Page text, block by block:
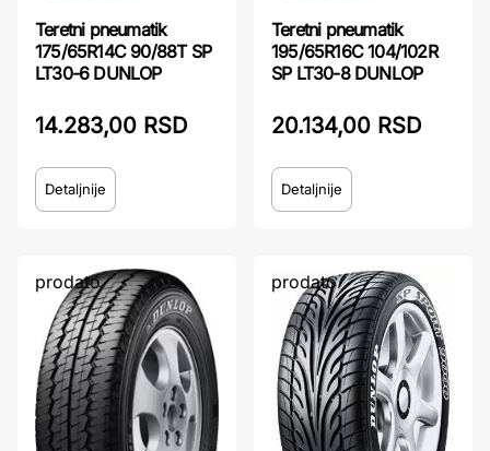
Teretni pneumatik
175/65R14C 90/88T SP
LT30-6 DUNLOP
14.283,00 RSD
Detaljnije
Teretni pneumatik
195/65R16C 104/102R
SP LT30-8 DUNLOP
20.134,00 RSD
Detaljnije
prodato prodato